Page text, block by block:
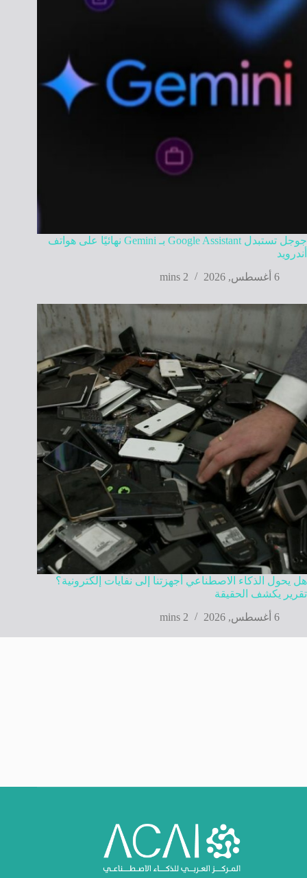
جوجل تستبدل Google Assistant بـ Gemini نهائيًا على هواتف
أندرويد
6 أغسطس, 2026
2 mins
هل يحول الذكاء الاصطناعي أجهزتنا إلى نفايات إلكترونية؟
تقرير يكشف الحقيقة
6 أغسطس, 2026
2 mins